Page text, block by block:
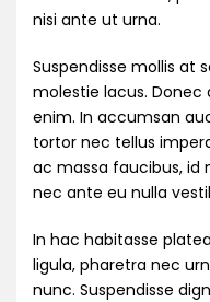
nisi ante ut urna.
Suspendisse mollis at
molestie lacus.
enim. In accumsan
tortor nec tellus
ac massa faucibus, id
nec ante eu nulla
In hac habitasse
ligula, pharetra nec
nunc. Suspendisse